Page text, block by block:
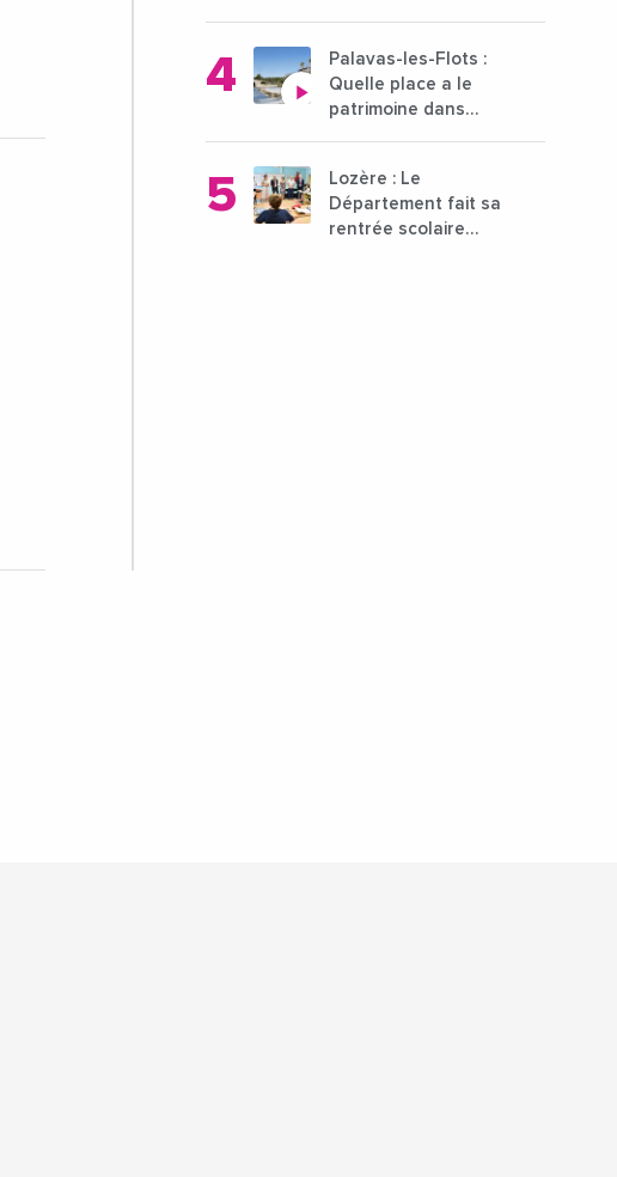
Palavas-les-Flots :
Quelle place a le
patrimoine dans
Lozère : Le
Département fait sa
rentrée scolaire